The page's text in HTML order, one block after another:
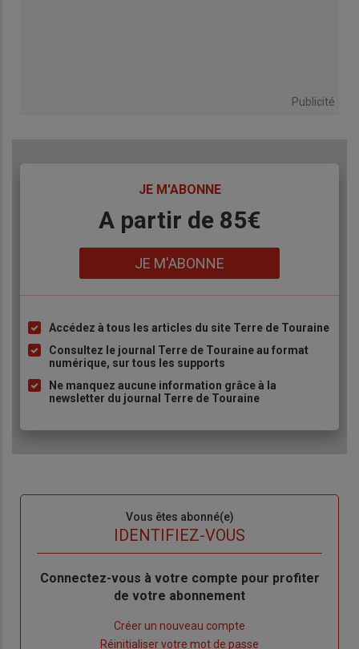
Publicité
JE M'ABONNE
A partir de 85€
JE M'ABONNE
Liste
à
puce
Accédez à tous les articles du site Terre de Touraine
Consultez le journal Terre de Touraine au format
numérique, sur tous les supports
Ne manquez aucune information grâce à la
newsletter du journal Terre de Touraine
Vous êtes abonné(e)
IDENTIFIEZ-VOUS
Body
Connectez-vous à votre compte pour profiter
de votre abonnement
Créer un nouveau compte
Réinitialiser votre mot de passe